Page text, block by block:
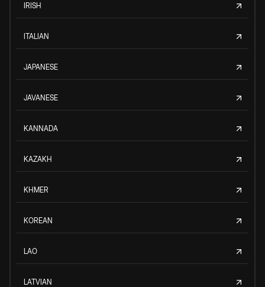
IRISH
ITALIAN
JAPANESE
JAVANESE
KANNADA
KAZAKH
KHMER
KOREAN
LAO
LATVIAN